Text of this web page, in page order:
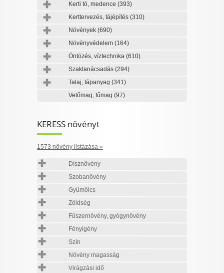
Kerti tó, medence (393)
Kerttervezés, tájépítés (310)
Növények (690)
Növényvédelem (164)
Öntözés, víztechnika (610)
Szaktanácsadás (294)
Talaj, tápanyag (341)
Vetőmag, fűmag (97)
KERESS növényt
1573 növény listázása »
Dísznövény
Szobanövény
Gyümölcs
Zöldség
Fűszernövény, gyógynövény
Fényigény
Szín
Növény magasság
Virágzási idő